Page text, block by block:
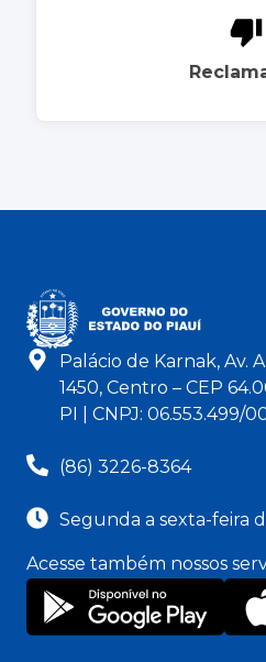
Palácio de Karnak, Av.
1450, Centro – CEP
PI | CNPJ: 06.553.499/
(86) 3226-8364
Segunda a sexta-feira
Acesse também nossos